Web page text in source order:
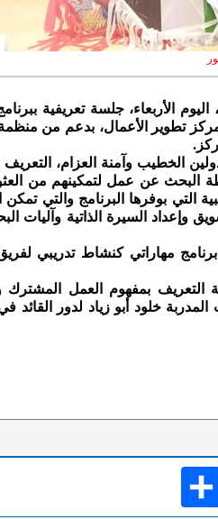
الأربعاء، جلسة تعريفية
تطوير الأعمال، بدعم من
الخطيب وآمنة العزام، التعريف
البحث عن عمل لتمكينهم من
التي بوفرها البرنامج والتي تمكن
وإعداد السيرة الذاتية وآليات
مهاراتي كنشاط تدريبي
التعريف بمفهوم العمل
خلود أبو زياد لدور القائد